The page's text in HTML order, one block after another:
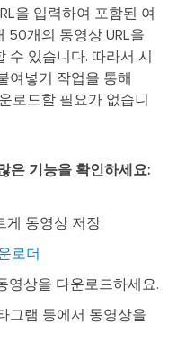
을 입력하여 포함된 여
50개의 동영상 URL을
수 있습니다. 따라서 시
여넣기 작업을 통해
로드할 필요가 없습니
은 기능을 확인하세요:
게 동영상 저장
로더
영상을 다운로드하세요.
그램 등에서 동영상을